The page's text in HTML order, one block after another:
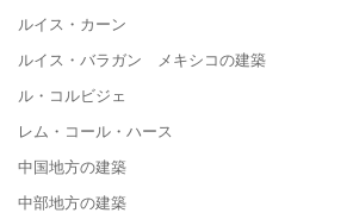
ルイス・カーン
ルイス・バラガン メキシコの建築
ル・コルビジェ
レム・コール・ハース
中国地方の建築
中部地方の建築